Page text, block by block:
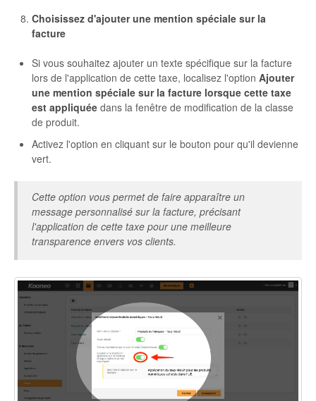
Choisissez d'ajouter une mention spéciale sur la
facture
Si vous souhaitez ajouter un texte spécifique sur la facture
lors de l'application de cette taxe, localisez l'option Ajouter
une mention spéciale sur la facture lorsque cette taxe
est appliquée dans la fenêtre de modification de la classe
de produit.
Activez l'option en cliquant sur le bouton pour qu'il devienne
vert.
Cette option vous permet de faire apparaître un
message personnalisé sur la facture, précisant
l'application de cette taxe pour une meilleure
transparence envers vos clients.